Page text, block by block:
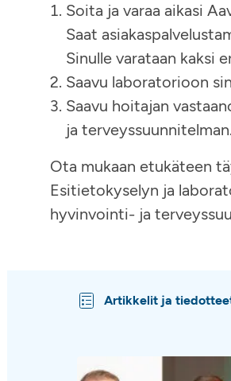
Soita ja varaa aikasi
Saat
Sinulle varataan kaksi
Saavu laboratorioon
Saavu hoitajan
ja terveyssuunnitelman.
Ota mukaan etukäteen
Esitietokyselyn ja
hyvinvointi- ja
Artikkelit ja